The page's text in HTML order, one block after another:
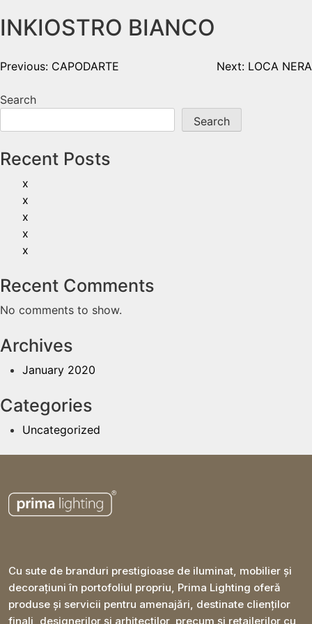
INKIOSTRO BIANCO
Previous: CAPODARTE Next: LOCA NERA
Search
Search
Recent Posts
x
x
x
x
x
Recent Comments
No comments to show.
Archives
January 2020
Categories
Uncategorized
Cu sute de branduri prestigioase de iluminat, mobilier și
decorațiuni în portofoliul propriu, Prima Lighting oferă
produse și servicii pentru amenajări, destinate clienților
finali, designerilor și arhitecților, precum și retailerilor cu